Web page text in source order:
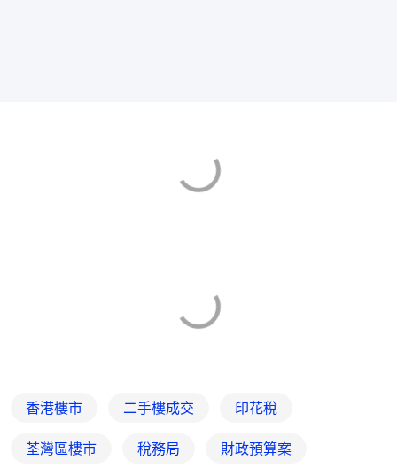
香港樓市 二手樓成交 印花稅
荃灣區樓市 稅務局 財政預算案